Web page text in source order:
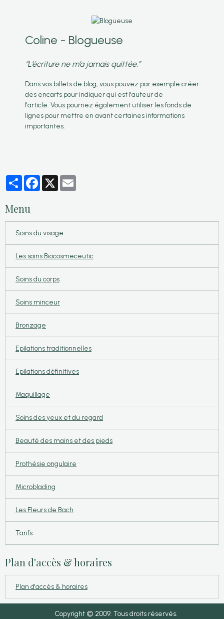
Coline - Blogueuse
“L’écriture ne m’a jamais quittée.”
Dans vos billets de blog, vous pouvez par exemple créer
des encarts pour indiquer qui est l'auteur de
l'article. Vous pourriez également utiliser les fonds de
lignes pour mettre en avant certaines informations
importantes.
PartagerFacebook
X
Menu
Soins du visage
Les soins Biocosmeceutic
Soins du corps
Soins minceur
Bronzage
Epilations traditionnelles
Epilations définitives
Maquillage
Soins des yeux et du regard
Beauté des mains et des pieds
Prothésie ongulaire
Microblading
Les Fleurs de Bach
Tarifs
Plan d'accès & horaires
Plan d'accès & horaires
Copyright © 2009. Tous droits réservés.